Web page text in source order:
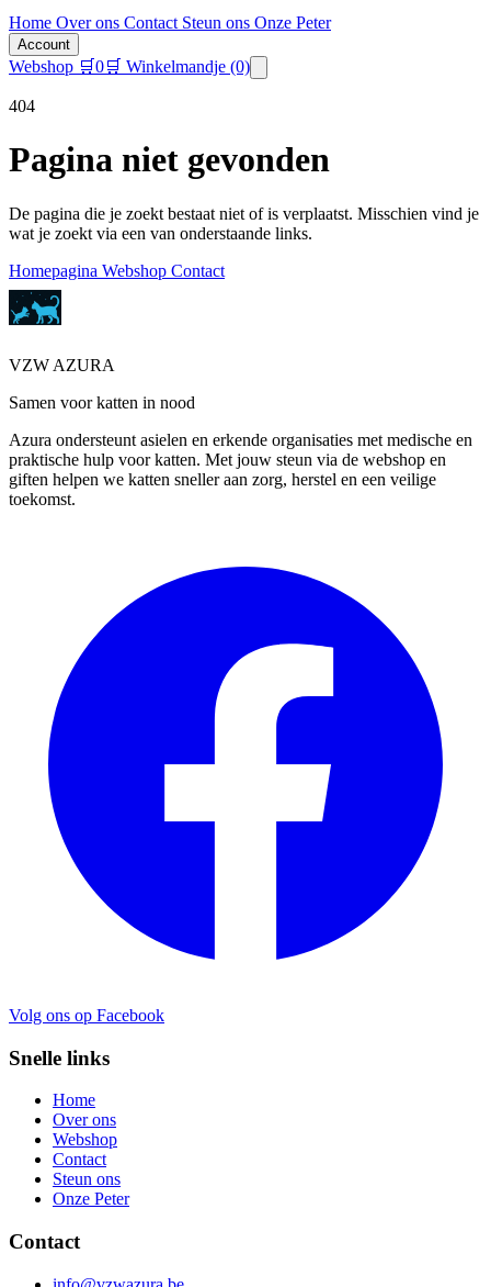
Home Over ons Contact Steun ons Onze Peter
Account
Webshop 🛒0🛒 Winkelmandje (0)
404
Pagina niet gevonden
De pagina die je zoekt bestaat niet of is verplaatst. Misschien vind je
wat je zoekt via een van onderstaande links.
Homepagina Webshop Contact
VZW AZURA
Samen voor katten in nood
Azura ondersteunt asielen en erkende organisaties met medische en
praktische hulp voor katten. Met jouw steun via de webshop en
giften helpen we katten sneller aan zorg, herstel en een veilige
toekomst.
Volg ons op Facebook
Snelle links
Home
Over ons
Webshop
Contact
Steun ons
Onze Peter
Contact